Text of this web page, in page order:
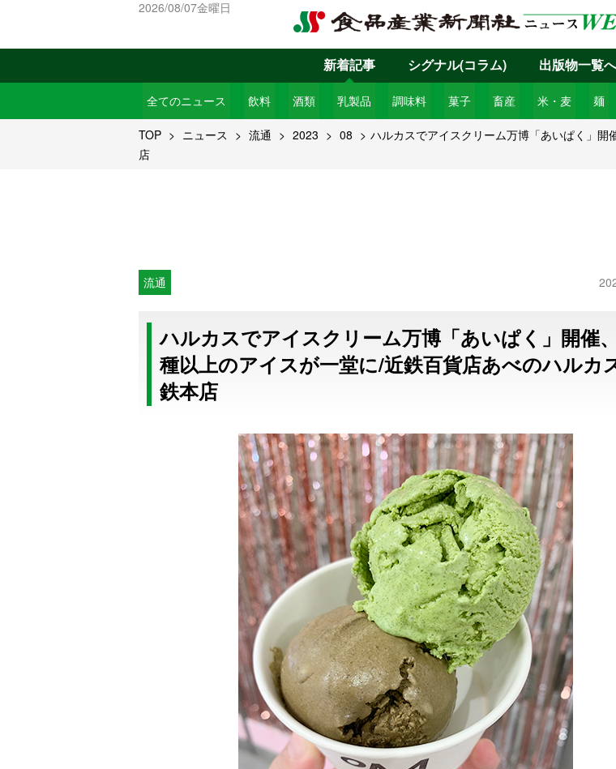
2026/08/07金曜日
新着記事
全てのニュース 飲料 酒類 乳製品 調味料 菓子 畜産 米・麦 麺
シグナル(コラム) 出版物一覧へ
TOP ニュース 流通 2023 08
ハルカスでアイスクリーム万博「あいぱく」
店
流通
ハルカスでアイスクリーム万博「あいぱく」開催
種以上のアイスが一堂に/近鉄百貨店あべのハルカ
鉄本店